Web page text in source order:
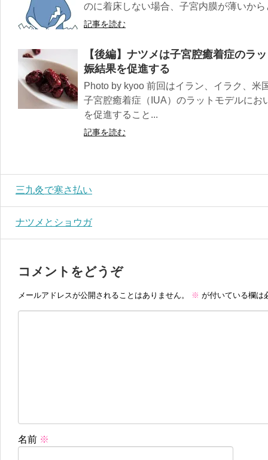
のに着床しない場合、子宮内膜が薄いか
記事を読む
【後編】ナツメは子宮腔癒着症のラ
娠結果を促進する
Photo by kyoo 前回はイラン、イラク、米
子宮腔癒着症（IUA）のラットモデルにお
を促進すること...
記事を読む
三九灸で寒さ払い
ナツメとショウガ
コメントをどうぞ
メールアドレスが公開されることはありません。 ※ が付いている欄は
名前 ※